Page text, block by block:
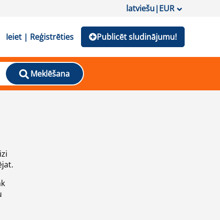
latviešu|EUR
Ieiet | Reģistrēties Publicēt sludinājumu!
Meklēšana